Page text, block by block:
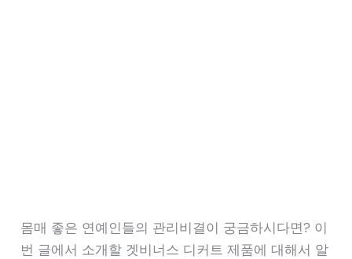
몸매 좋은 연예인들의 관리비결이 궁금하시다면? 이
번 글에서 소개할 겟비너스 디커트 제품에 대해서 알